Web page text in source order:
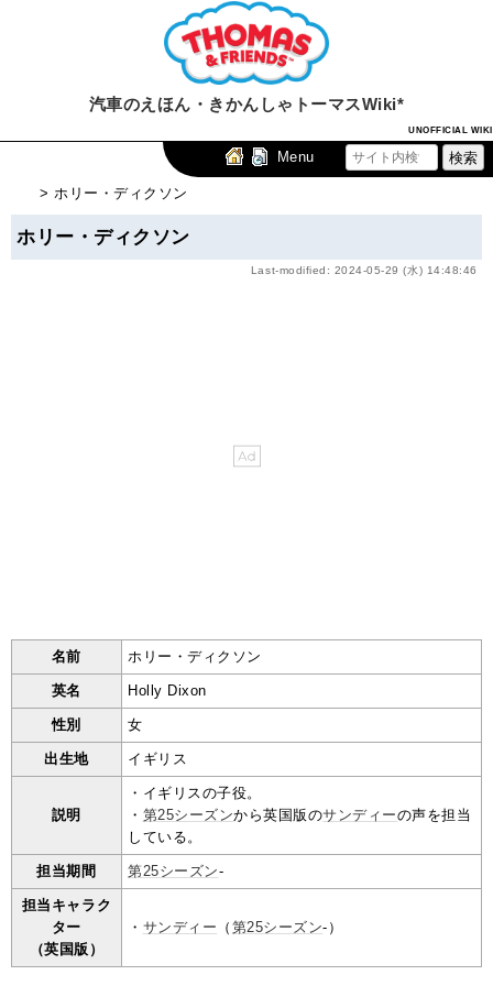
汽車のえほん・きかんしゃトーマスWiki*
UNOFFICIAL WIKI
Menu
> ホリー・ディクソン
ホリー・ディクソン
Last-modified: 2024-05-29 (水) 14:48:46
名前 ホリー・ディクソン
英名 Holly Dixon
性別 女
出生地 イギリス
説明
・イギリスの子役。
・ 第25シーズンから英国版のサンディーの声を担当
している。
担当期間 第25シーズン-
担当キャラク
ター
（英国版）
・ サンディー （ 第25シーズン-）